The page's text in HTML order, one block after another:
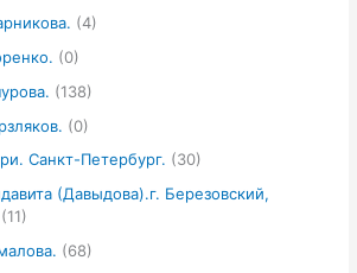
(4)
(0)
(138)
(0)
Санкт-Петербург. (30)
(Давыдова).г. Березовский,
(11)
(68)